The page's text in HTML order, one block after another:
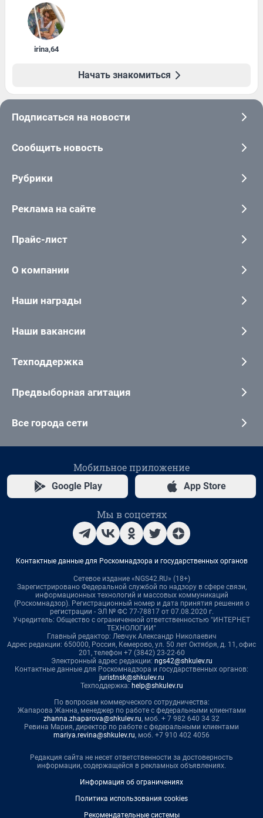
irina,64
Начать знакомиться
Подписаться на новости
Сообщить новость
Рубрики
Реклама на сайте
Прайс-лист
О компании
Наши награды
Наши вакансии
Техподдержка
Предвыборная агитация
Все города сети
Мобильное приложение
Google Play App Store
Мы в соцсетях
Контактные данные для Роскомнадзора и государственных органов
Сетевое издание «NGS42.RU» (18+)
Зарегистрировано Федеральной службой по надзору в сфере связи,
информационных технологий и массовых коммуникаций
(Роскомнадзор). Регистрационный номер и дата принятия решения о
регистрации - ЭЛ № ФС 77-78817 от 07.08.2020 г.
Учредитель: Общество с ограниченной ответственностью "ИНТЕРНЕТ
ТЕХНОЛОГИИ"
Главный редактор: Левчук Александр Николаевич
Адрес редакции: 650000, Россия, Кемерово, ул. 50 лет Октября, д. 11, офис
201, телефон +7 (3842) 23-22-60
Электронный адрес редакции: ngs42@shkulev.ru
Контактные данные для Роскомнадзора и государственных органов:
juristnsk@shkulev.ru
Техподдержка: help@shkulev.ru
По вопросам коммерческого сотрудничества:
Жапарова Жанна, менеджер по работе с федеральными клиентами
zhanna.zhaparova@shkulev.ru, моб. + 7 982 640 34 32
Ревина Мария, директор по работе с федеральными клиентами
mariya.revina@shkulev.ru, моб. +7 910 402 4056
Редакция сайта не несет ответственности за достоверность
информации, содержащейся в рекламных объявлениях.
Информация об ограничениях
Политика использования cookies
Рекомендательные системы